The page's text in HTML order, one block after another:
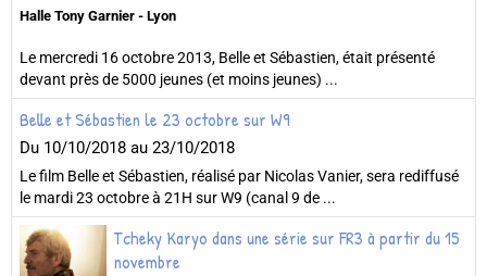
Halle Tony Garnier - Lyon
Le mercredi 16 octobre 2013, Belle et Sébastien, était présenté
devant près de 5000 jeunes (et moins jeunes) ...
Belle et Sébastien le 23 octobre sur W9
Du 10/10/2018 au 23/10/2018
Le film Belle et Sébastien, réalisé par Nicolas Vanier, sera rediffusé
le mardi 23 octobre à 21H sur W9 (canal 9 de ...
Tcheky Karyo dans une série sur FR3 à partir du 15
novembre